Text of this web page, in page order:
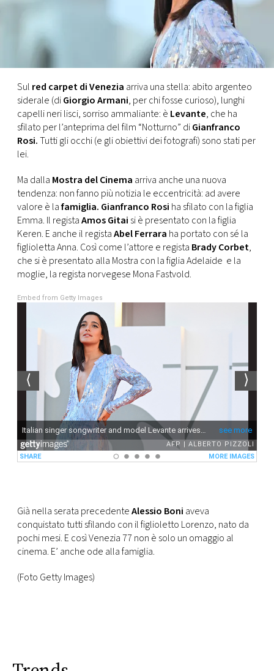
PRINCIPATO
DI
RMC
CONSIGLIA
Sul red carpet di Venezia arriva una stella: abito argenteo
siderale (diGiorgio Armani, per chi fosse curioso), lunghi
capelli neri lisci, sorriso ammaliante: è Levante, che ha
sfilato per l’anteprima del film “Notturno” diGianfranco
Rosi.Tutti gli occhi (e gli obiettivi dei fotografi) sono stati per
lei.
Ma dalla Mostra del Cinema arriva anche una nuova
tendenza: non fanno più notizia le eccentricità: ad avere
valore è lafamiglia. Gianfranco Rosi ha sfilato con la figlia
Emma. Il registaAmos Gitai si è presentato con la figlia
Keren. E anche il registaAbel Ferrara ha portato con sé la
figlioletta Anna. Così come l’attore e regista Brady Corbet,
che si è presentato alla Mostra con la figlia Adelaide e la
moglie, la regista norvegese Mona Fastvold.
Embed from Getty Images
Già nella serata precedenteAlessio Boni aveva
conquistato tutti sfilando con il figlioletto Lorenzo, nato da
pochi mesi. E così Venezia 77 non è solo un omaggio al
cinema. E’ anche ode alla famiglia.
(Foto Getty Images)